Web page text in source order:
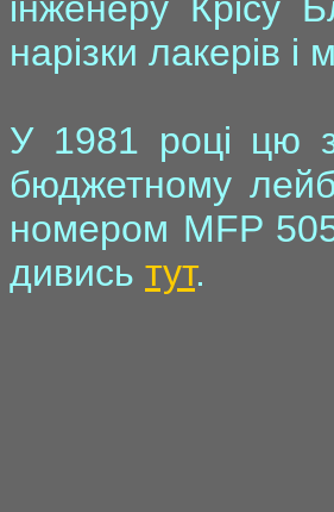
нарізки лакерів і
У 1981 році цю
бюджетному
номером MFP
дивись тут.